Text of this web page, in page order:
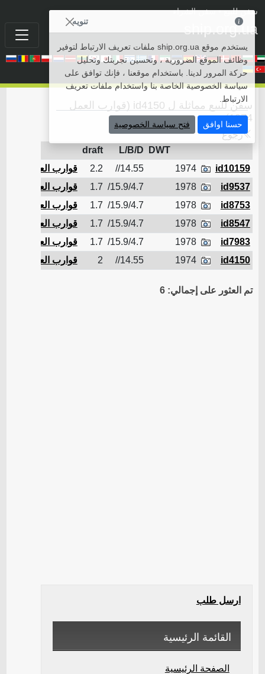
سفن للبيع• سفن الشراء
ship.org.ua
سفن للبيع مماثلة ل id4150 (قوارب العمل
1974)
رجوع
DWT
L/B/D
draft
id10159
1974
14.55//
2.2
قوارب العمل
id9537
1978
15.9/4.7/
1.7
قوارب العمل
id8753
1978
15.9/4.7/
1.7
قوارب العمل
id8547
1978
15.9/4.7/
1.7
قوارب العمل
id7983
1978
15.9/4.7/
1.7
قوارب العمل
id4150
1974
14.55//
2 قوارب العمل
تم العثور على إجمالي: 6
ارسل طلب
القائمة الرئيسية
الصفحة الرئيسية
تنويه
يستخدم موقع ship.org.ua ملفات تعريف الارتباط لتوفير
وظائف الموقع الضرورية ، وتحسين تجربتك وتحليل
حركة المرور لدينا. باستخدام موقعنا ، فإنك توافق على
سياسة الخصوصية الخاصة بنا واستخدام ملفات تعريف
الارتباط.
حسنا اوافق فتح سياسة الخصوصية